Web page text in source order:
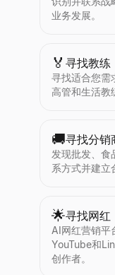
业务发展。
🏅 寻找教练
寻找适合您需
高管和生活教
🚚寻找分销
发现批发、
系方式并建立
🌟寻找网红
AI网红营销
YouTube和
创作者。